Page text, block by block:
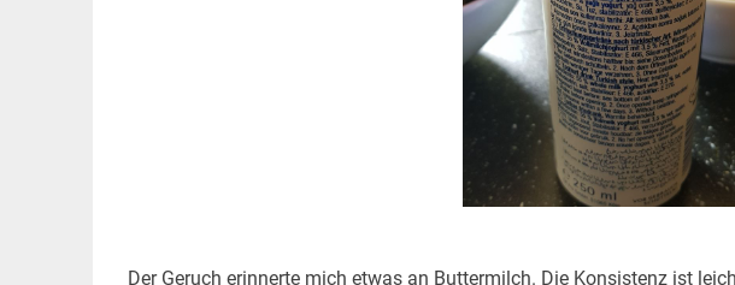
Der Geruch erinnerte mich etwas an Buttermilch. Die Konsistenz ist